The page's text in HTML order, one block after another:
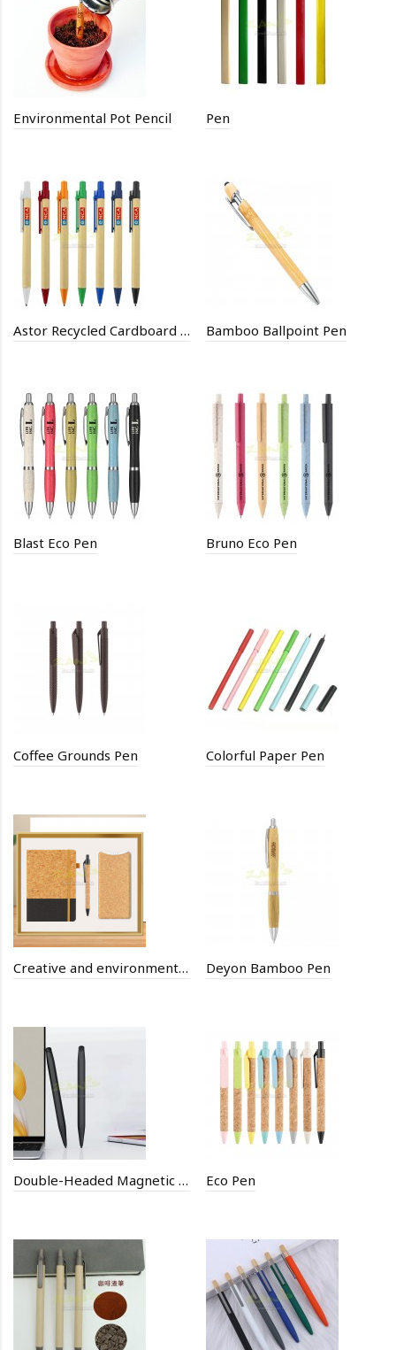
Environmental Pot Pencil Pen
Astor Recycled Cardboard Pen Bamboo Ballpoint Pen
Blast Eco Pen Bruno Eco Pen
Coffee Grounds Pen Colorful Paper Pen
Creative and environmentally friendly cork wheat straw business suit Deyon Bamboo Pen
Double-Headed Magnetic Infrared Stylus Pen Eco Pen